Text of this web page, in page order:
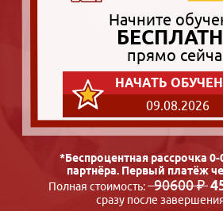
Начните
прямо
НАЧАТЬ
09.08.2026
*Беспроцентная рассрочка 0-
партнёра. Первый платёж
Полная стоимость:90600 ₽
сразу после